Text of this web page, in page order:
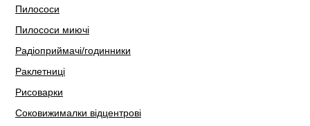
Пилососи
Пилососи миючі
Радіоприймачі/годинники
Раклетниці
Рисоварки
Соковижималки відцентрові